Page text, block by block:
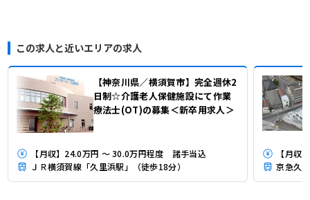
この求人と近いエリアの求人
【神奈川県／横須賀市】完全週休2
日制☆介護老人保健施設にて作業
療法士(OT)の募集＜新卒用求人＞
【月収】24.0万円 ～ 30.0万円程度 諸手当込
ＪＲ横須賀線「久里浜駅」（徒歩18分）
【月収
京急久